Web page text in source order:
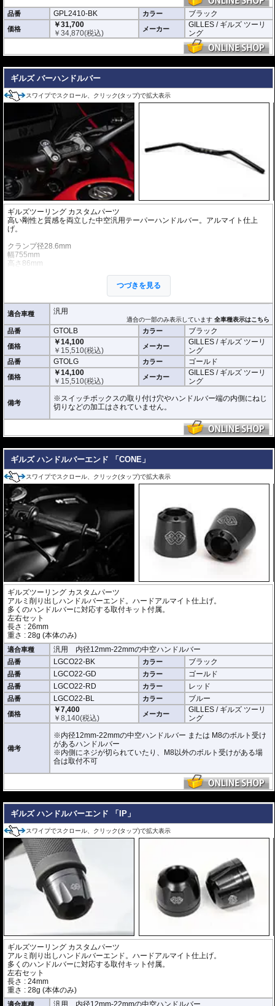
品番 GPL2410-BK カラー ブラック
価格
￥31,700
￥34,870(税込) メーカー
GILLES / ギルズ ツーリ
ング
ギルズ バーハンドルバー
スワイプでスクロール、クリック(タップ)で拡大表示
ギルズツーリング カスタムパーツ
高い剛性と質感を両立した中空汎用テーパーハンドルバー。アルマイト仕上
げ。
クランプ径28.6mm
幅755mm
高さ86mm
※商品は汎用品です。ご購入の前に必ず寸法図をご確認いただき、商品の形状
をお確かめください。
※商品は汎用品ですが、一部車種はメーカーで取付の確認がされています。
つづきを見る
適合車種 汎用
適合の一部のみ表示しています全車種表示はこちら
品番 GTOLB カラー ブラック
価格
￥14,100
￥ 15,510(税込) メーカー
GILLES / ギルズ ツーリ
ング
品番 GTOLG カラー ゴールド
価格
￥14,100
￥ 15,510(税込) メーカー
GILLES / ギルズ ツーリ
ング
備考
※スイッチボックスの取り付け穴やハンドルバー端の内側にねじ
切りなどの加工はされていません。
ギルズ ハンドルバーエンド 「CONE」
スワイプでスクロール、クリック(タップ)で拡大表示
ギルズツーリング カスタムパーツ
アルミ削り出しハンドルバーエンド。ハードアルマイト仕上げ。
多くのハンドルバーに対応する取付キット付属。
左右セット
長さ : 26mm
重さ : 28g (本体のみ)
適合車種 汎用 内径12mm-22mmの中空ハンドルバー
品番 LGCO22-BK カラー ブラック
品番 LGCO22-GD カラー ゴールド
品番 LGCO22-RD カラー レッド
品番 LGCO22-BL カラー ブルー
価格
￥7,400
￥8,140(税込) メーカー
GILLES / ギルズ ツーリ
ング
備考
※内径12mm-22mmの中空ハンドルバー または M8のボルト受け
があるハンドルバー
※内側にネジが切られていたり、M8以外のボルト受けがある場
合は取付不可
ギルズ ハンドルバーエンド 「IP」
スワイプでスクロール、クリック(タップ)で拡大表示
ギルズツーリング カスタムパーツ
アルミ削り出しハンドルバーエンド。ハードアルマイト仕上げ。
多くのハンドルバーに対応する取付キット付属。
左右セット
長さ : 24mm
重さ : 28g (本体のみ)
適合車種